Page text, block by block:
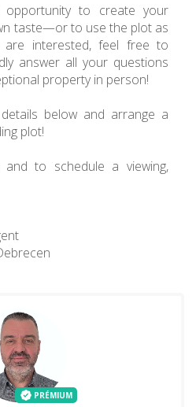
opportunity to create your
taste—or to use the plot as
are interested, feel free to
answer all your questions
property in person!
below and arrange a
plot!
to schedule a viewing,
PRÉMIUM